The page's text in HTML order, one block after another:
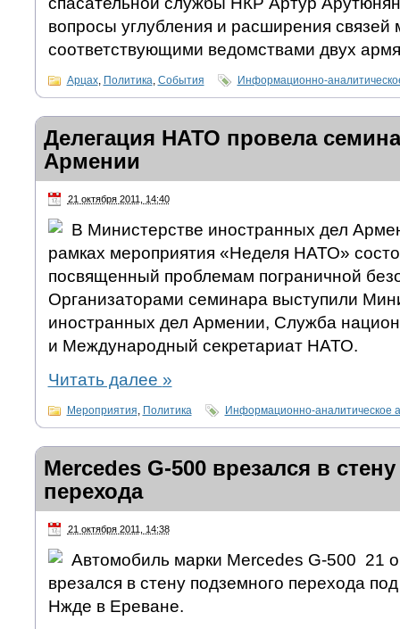
вопросы углубления и расширения связей
соответствующими ведомствами двух
Арцах, Политика, События Информационно-
Делегация НАТО провела
Армении
21 октября 2011, 14:40
В Министерстве иностранных дел
рамках мероприятия «Неделя НАТО»
посвященный проблемам пограничной
Организаторами семинара выступили
иностранных дел Армении, Служба
и Международный секретариат НАТО.
Читать далее »
Мероприятия, Политика Информационно-аналитическое
Mercedes G-500 врезался в
перехода
21 октября 2011, 14:38
Автомобиль марки Mercedes G-500 21
врезался в стену подземного перехода
Нжде в Ереване.